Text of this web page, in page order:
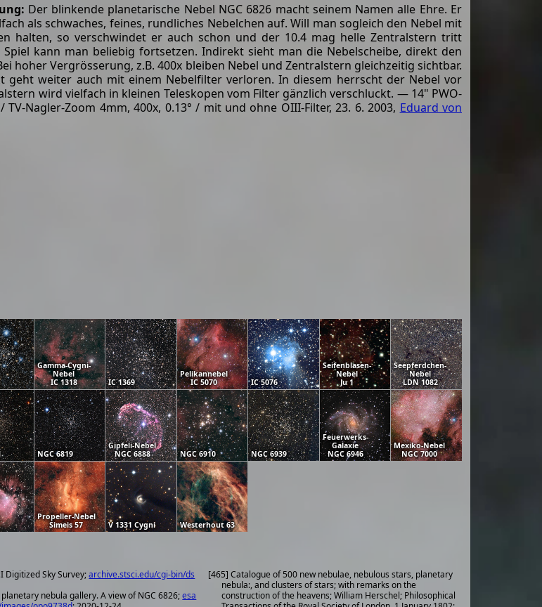
Der blinkende planetarische Nebel NGC 6826 macht seinem Namen alle Ehre. Er
als schwaches, feines, rundliches Nebelchen auf. Will man sogleich den Nebel mit
halten, so verschwindet er auch schon und der 10.4 mag helle Zentralstern tritt
Spiel kann man beliebig fortsetzen. Indirekt sieht man die Nebelscheibe, direkt den
hoher Vergrösserung, z.B. 400x bleiben Nebel und Zentralstern gleichzeitig sichtbar.
geht weiter auch mit einem Nebelfilter verloren. In diesem herrscht der Nebel vor
wird vielfach in kleinen Teleskopen vom Filter gänzlich verschluckt. — 14" PWO-
TV-Nagler-Zoom 4mm, 400x, 0.13° / mit und ohne OIII-Filter, 23. 6. 2003, Eduard von
Gamma-Cygni-
Nebel
IC 1318
IC 1369
Pelikannebel
IC 5070
IC 5076
Seifenblasen-
Nebel
Ju 1
Seepferdchen-
Nebel
LDN 1082
NGC 6819
Gipfeli-Nebel
NGC 6888
NGC 6910 NGC 6939
Feuerwerks-
Galaxie
NGC 6946
Mexiko-Nebel
NGC 7000
Propeller-Nebel
Simeis 57
V 1331 Cygni Westerhout 63
Digitized Sky Survey;archive.stsci.edu/cgi-bin/ds
nebula gallery. A view of NGC 6826;esa
[465] Catalogue of 500 new nebulae, nebulous stars, planetary
nebula:, and clusters of stars; with remarks on the
construction of the heavens; William Herschel; Philosophical